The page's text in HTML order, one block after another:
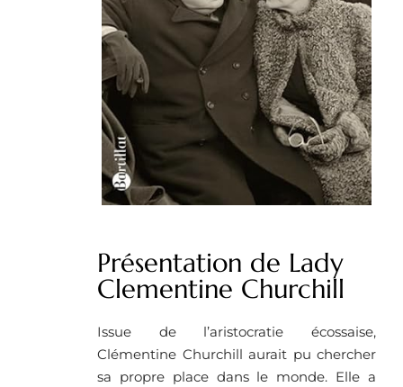
Présentation de Lady
Clementine Churchill
Issue de l’aristocratie écossaise,
Clémentine Churchill aurait pu chercher
sa propre place dans le monde. Elle a